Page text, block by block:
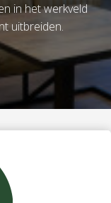
in het werkveld
uitbreiden.